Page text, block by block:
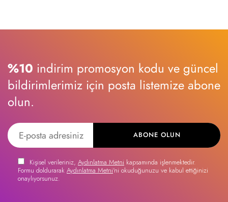
%10 indirim promosyon kodu ve güncel
bildirimlerimiz için posta listemize abone
olun.
ABONE OLUN
Kişisel verileriniz, Aydınlatma Metni kapsamında işlenmektedir.
Formu doldurarak Aydınlatma Metni'ni okuduğunuzu ve kabul ettiğinizi
onaylıyorsunuz.